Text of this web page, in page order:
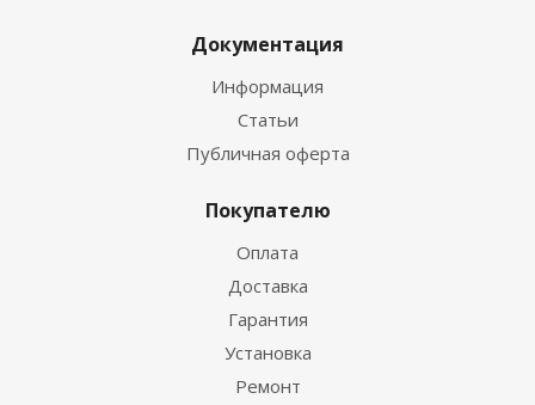
Документация
Информация
Статьи
Публичная оферта
Покупателю
Оплата
Доставка
Гарантия
Установка
Ремонт